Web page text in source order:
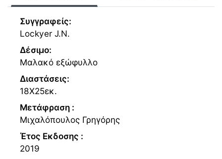
Συγγραφείς:
Lockyer J.N.
Δέσιμο:
Μαλακό εξώφυλλο
Διαστάσεις:
18Χ25εκ.
Μετάφραση :
Μιχαλόπουλος Γρηγόρης
Έτος Εκδοσης :
2019